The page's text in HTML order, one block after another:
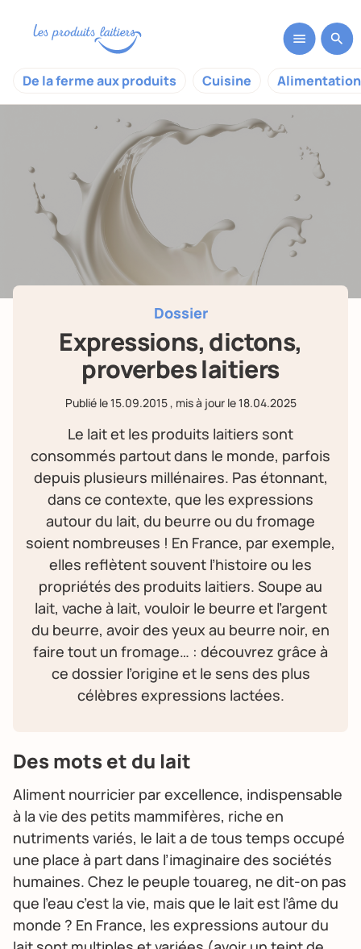
De la ferme aux produits Cuisine
Dossier
Expressions, dictons,
proverbes laitiers
Publié le15.09.2015, mis à jour le18.04.2025
Le lait et les produits laitiers sont
consommés partout dans le monde, parfois
depuis plusieurs millénaires. Pas étonnant,
dans ce contexte, que les expressions
autour du lait, du beurre ou du fromage
soient nombreuses ! En France, par exemple,
elles reflètent souvent l’histoire ou les
propriétés des produits laitiers. Soupe au
lait, vache à lait, vouloir le beurre et l’argent
du beurre, avoir des yeux au beurre noir, en
faire tout un fromage… : découvrez grâce à
ce dossier l’origine et le sens des plus
célèbres expressions lactées.
Des mots et du lait
Aliment nourricier par excellence, indispensable
à la vie des petits mammifères, riche en
nutriments variés, le lait a de tous temps occupé
une place à part dans l’imaginaire des sociétés
humaines. Chez le peuple touareg, ne dit-on pas
que l’eau c’est la vie, mais que le lait est l’âme du
monde ? En France, les expressions autour du